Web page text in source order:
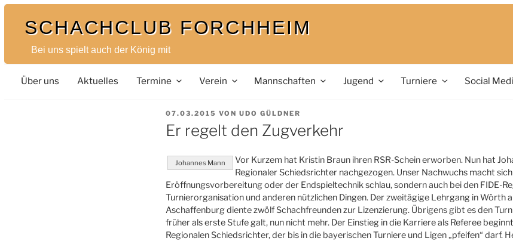
Zum
Inhalt
springenSCHACHCLUB FORCHHEIM
Bei uns spielt auch der König mit
Über uns Aktuelles Termine Verein Mannschaften Jugend Turniere Social
VERÖFFENTLICHT
AM
07.03.2015 VONUDO GÜLDNER
Er regelt den Zugverkehr
Johannes Mann
Vor Kurzem hat Kristin Braun ihren RSR-Schein erworben. Nun hat
Regionaler Schiedsrichter nachgezogen. Unser Nachwuchs macht
Eröffnungsvorbereitung oder der Endspieltechnik schlau, sondern auch bei den FIDE-
Turnierorganisation und anderen nützlichen Dingen. Der zweitägige Lehrgang in Wörth
Aschaffenburg diente zwölf Schachfreunden zur Lizenzierung. Übrigens gibt es den
früher als erste Stufe galt, nun nicht mehr. Der Einstieg in die Karriere als Referee
Regionalen Schiedsrichter, der bis in die bayerischen Turniere und Ligen „pfeifen“ darf.